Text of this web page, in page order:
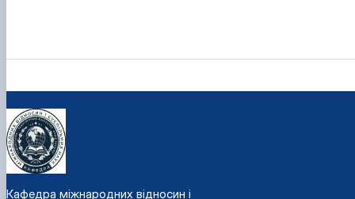
Кафедра міжнародних відносин і